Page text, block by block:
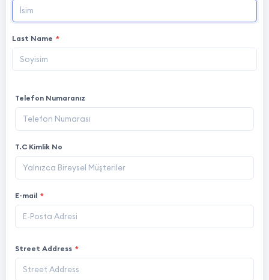
Last Name *
Telefon Numaranız
T.C Kimlik No
E-mail *
Street Address *